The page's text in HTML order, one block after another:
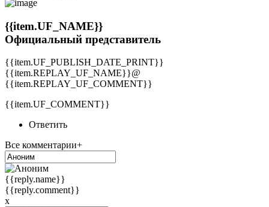
{{item.UF_NAME}}
Официальный представитель
{{item.UF_PUBLISH_DATE_PRINT}}
{{item.REPLAY_UF_NAME}}@
{{item.REPLAY_UF_COMMENT}}
{{item.UF_COMMENT}}
Ответить
Все комментарии+
{{reply.name}}
{{reply.comment}}
x